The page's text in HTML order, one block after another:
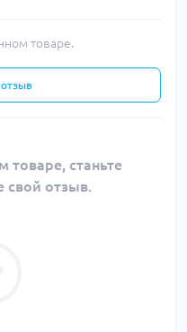
товаре.
товаре, станьте
свой отзыв.